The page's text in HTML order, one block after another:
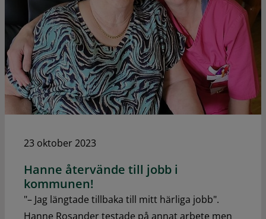
23 oktober 2023
Hanne återvände till jobb i
kommunen!
"– Jag längtade tillbaka till mitt härliga jobb".
Hanne Rosander testade på annat arbete men